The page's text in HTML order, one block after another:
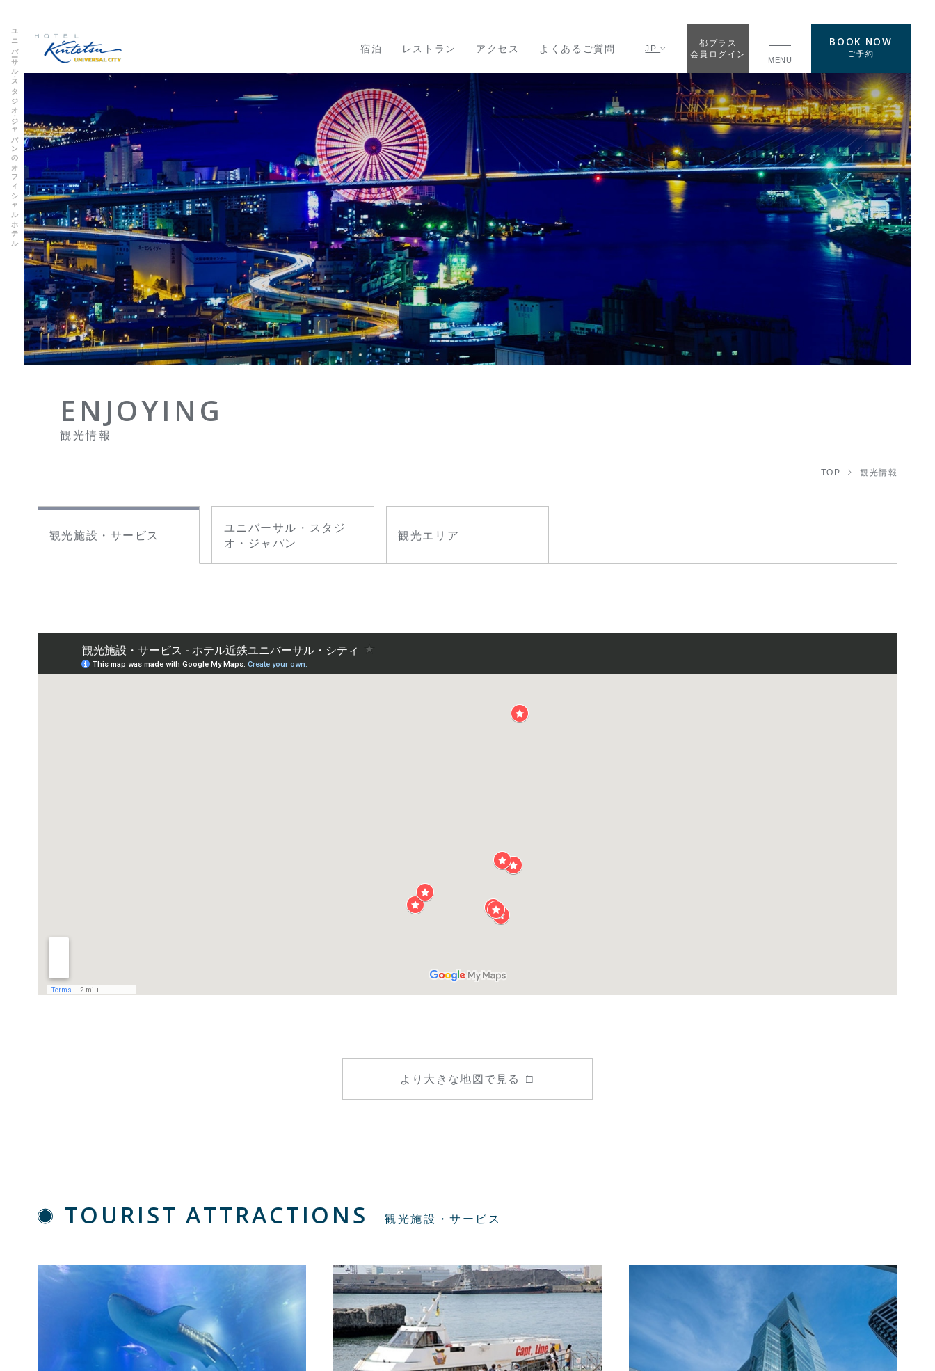
ユニバーサル・スタジオ・ジャパンのオフィシャルホテル 宿泊 レストラン アクセス よくあるご質問 JP
都プラス
会員ログイン
MENU
BOOK NOW
ご予約
ENJOYING
観光情報
TOP 観光情報
観光施設・サービス
ユニバーサル・スタジ
オ・ジャパン
観光エリア
より大きな地図で見る
TOURIST ATTRACTIONS 観光施設・サービス